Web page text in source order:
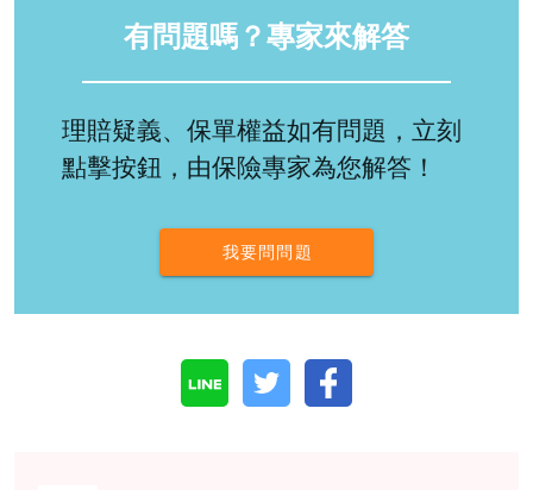
有問題嗎？專家來解答
理賠疑義、保單權益如有問題，立刻
點擊按鈕，由保險專家為您解答！
我要問問題